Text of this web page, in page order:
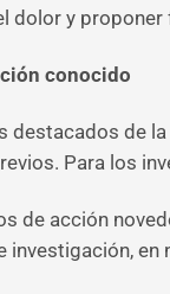
dolor y
conocido
destacados de
Para los
de acción
investigación,